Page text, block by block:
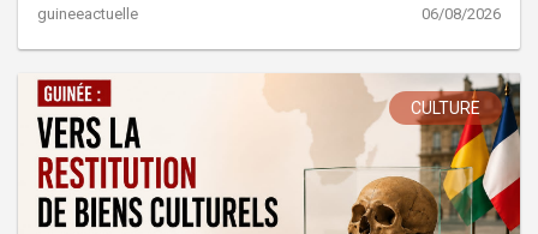
guineeactuelle 06/08/2026
CULTURE